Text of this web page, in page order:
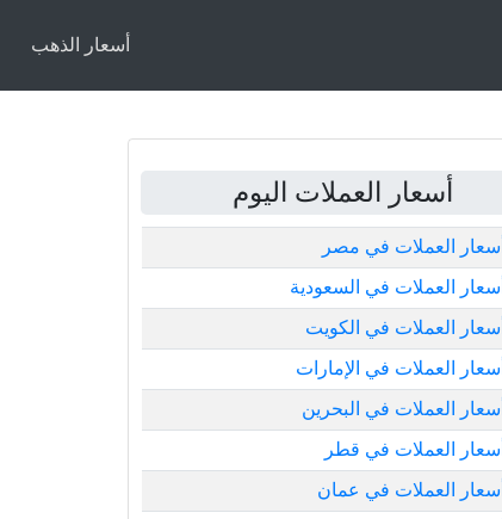
أسعار الذهب
أسعار العملات اليوم
أسعار العملات في مصر
أسعار العملات في السعودية
أسعار العملات في الكويت
أسعار العملات في الإمارات
أسعار العملات في البحرين
أسعار العملات في قطر
أسعار العملات في عمان